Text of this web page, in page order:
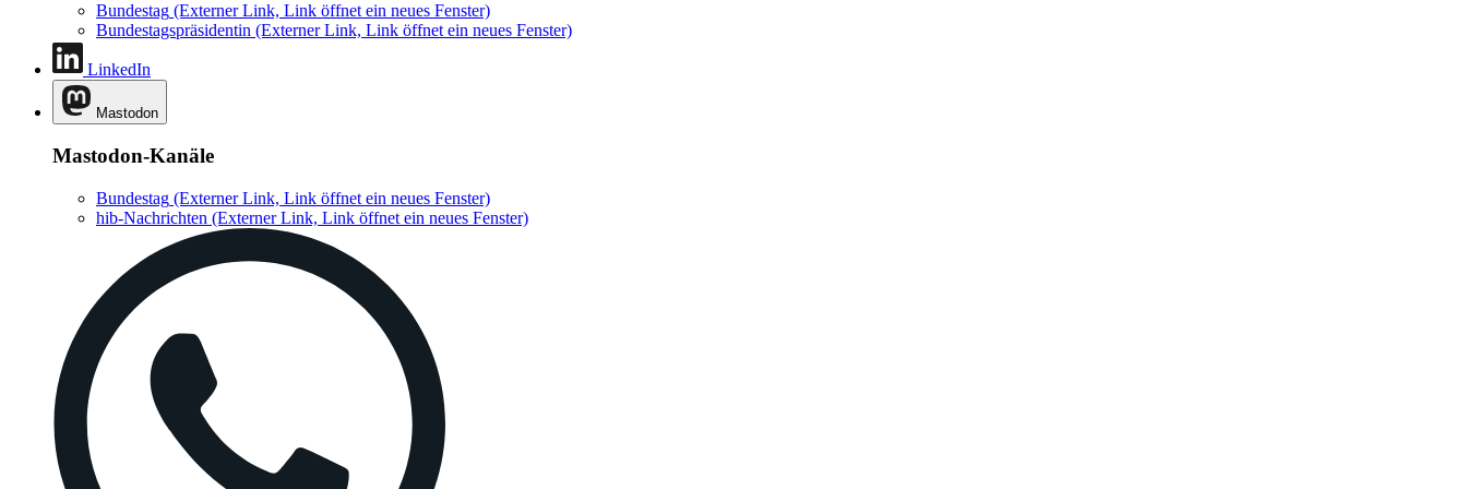
Bundestag (Externer Link, Link öffnet ein neues Fenster)
Bundestagspräsidentin (Externer Link, Link öffnet ein neues Fenster)
LinkedIn
Mastodon
Mastodon-Kanäle
Bundestag (Externer Link, Link öffnet ein neues Fenster)
hib-Nachrichten (Externer Link, Link öffnet ein neues Fenster)